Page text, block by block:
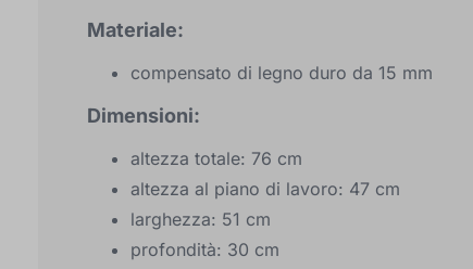
Materiale:
compensato di legno duro da 15 mm
Dimensioni:
altezza totale: 76 cm
altezza al piano di lavoro: 47 cm
larghezza: 51 cm
profondità: 30 cm